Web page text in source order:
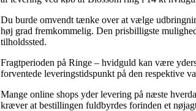
Du burde omvendt tænke over at vælge
høj grad fremkommelig. Den prisbilligste
tilholdssted.
Fragtperioden på Ringe – hvidguld kan være
forventede leveringstidspunkt på den respektive
Mange online shops yder levering på næste
kræver at bestillingen fuldbyrdes forinden et